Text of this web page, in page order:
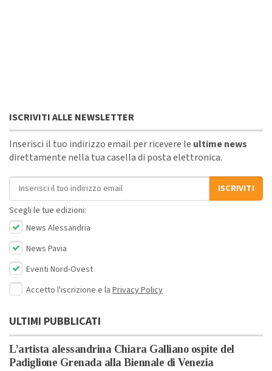
ISCRIVITI ALLE NEWSLETTER
Inserisci il tuo indirizzo email per ricevere le ultime news
direttamente nella tua casella di posta elettronica.
Indirizzo email
ISCRIVITI
Scegli le tue edizioni:
News Alessandria
News Pavia
Eventi Nord-Ovest
Accetto l'iscrizione e la Privacy Policy
ULTIMI PUBBLICATI
L’artista alessandrina Chiara Galliano ospite del
Padiglione Grenada alla Biennale di Venezia